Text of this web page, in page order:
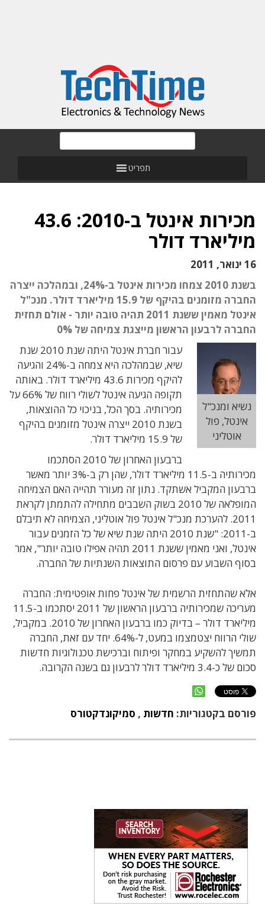
תפריט
מכירות אינטל ב-2010: 43.6
מיליארד דולר
16 ינואר, 2011
בשנת 2010 צמחו מכירות אינטל ב-24%, ובמהלכה ייצרה
החברה מזומנים בהיקף של 15.9 מיליארד דולר. מנכ"ל
אינטל מאמין ששנת 2011 תהיה טובה יותר - אולם תחזית
החברה לרבעון הראשון מייצגת צמיחה של 0%
נשיא ומנכ"ל
אינטל, פול
אוטליני
עבור חברת אינטל היתה שנת 2010 שנת
שיא, שבמהלכה היא צמחה ב-24% והגיעה
להיקף מכירות 43.6 מיליארד דולר. באותה
תקופה הגיעה אינטל לשולי רווח של 66% על
מכירותיה. בסך הכל, בניכוי כל ההוצאות,
בשנת 2010 ייצרה אינטל מזומנים בהיקף
של 15.9 מיליארד דולר.
ברבעון האחרון של 2010 הסתכמו
מכירותיה ב-11.5 מיליארד דולר, שהן רק ב-3% יותר מאשר
ברבעון המקביל אשתקד. נתון זה מעורר תהייה האם הצמיחה
המופלאה של 2010 בשוק השבבים מתחילה להתמתן לקראת
2011. להערכת מנכ"ל אינטל פול אוטליני, הצמיחה לא תיבלם
ב-2011: "שנת 2010 היתה שנת שיא של כל הזמנים עבור
אינטל, ואני מאמין ששנת 2011 תהיה אפילו טובה יותר", אמר
בסוף השבוע עם פרסום התוצאות השנתיות של החברה.
אלא שהתחזית הרשמית של אינטל פחות אופטימית: החברה
מעריכה שמכירותיה ברבעון הראשון של 2011 יסתכמו ב-11.5
מיליארד דולר – בדיוק כמו ברבעון האחרון של 2010. במקביל,
שולי הרווח יצטמצמו במעט, ל-64%. יחד עם זאת, החברה
תמשיך להשקיע במחקר ופיתוח וברכישת טכנולוגיות חדשות
סכום של כ-3.4 מיליארד דולר לרבעון גם בשנה הקרובה.
פורסם בקטגוריות: חדשות , סמיקונדקטורס